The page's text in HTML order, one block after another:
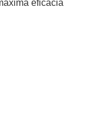
eficacia